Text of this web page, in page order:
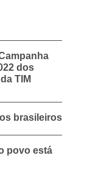
dos
TIM
brasileiros
povo está